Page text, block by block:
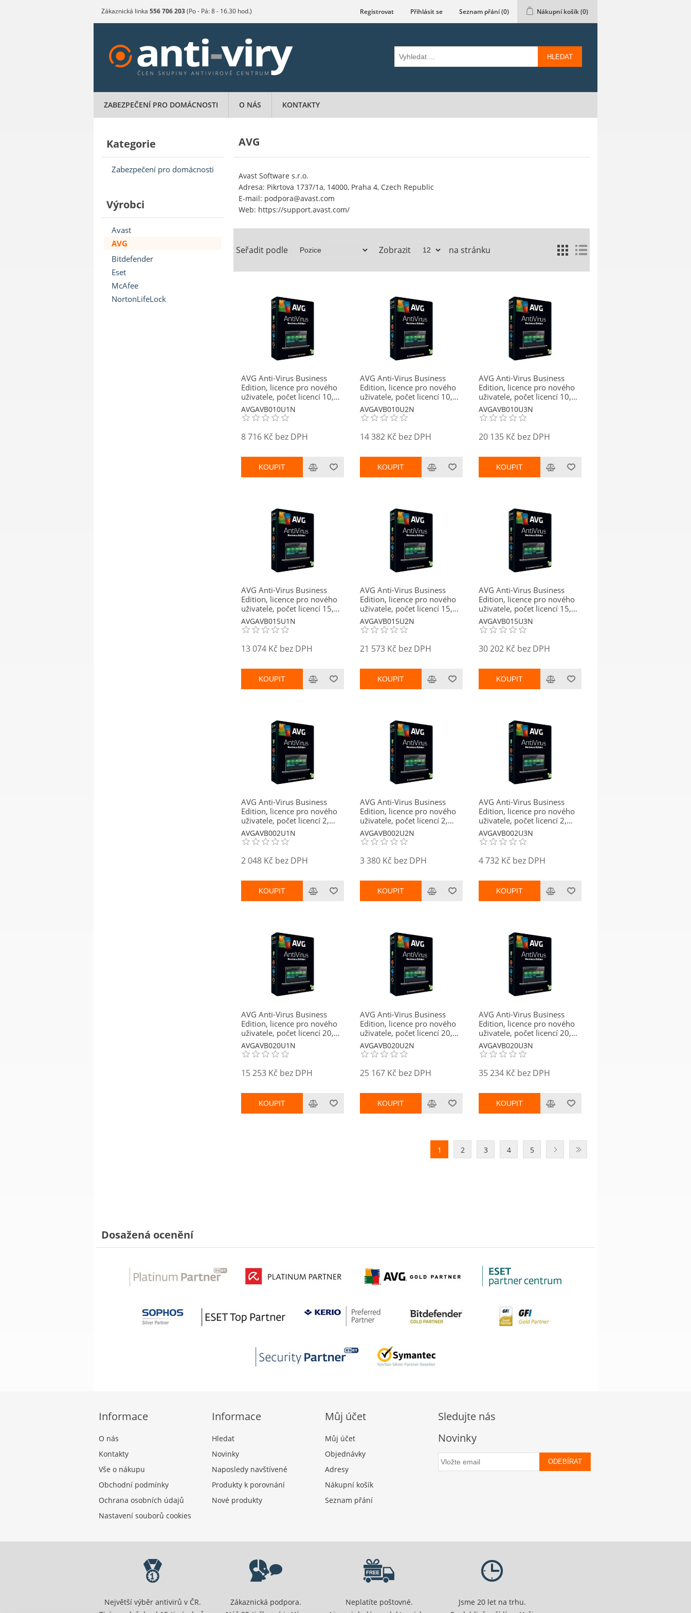
Zákaznická linka 556 706 203(Po - Pá: 8 - 16.30 hod.) Registrovat Přihlásit se Seznam přání(0) Nákupní košík(0)
HLEDAT
ZABEZPEČENÍ PRO DOMÁCNOSTI O NÁS KONTAKTY
Kategorie
Zabezpečení pro domácnosti
Výrobci
Avast
AVG
Bitdefender
Eset
McAfee
NortonLifeLock
AVG
Avast Software s.r.o.
Adresa: Pikrtova 1737/1a, 14000, Praha 4, Czech Republic
E-mail: podpora@avast.com
Web: https://support.avast.com/
Seřadit podle Zobrazit na stránku
AVG Anti-Virus Business
Edition, licence pro nového
uživatele, počet licencí 10,
platnost 1 rok
AVGAVB010U1N
8 716 Kč bez DPH
KOUPIT
AVG Anti-Virus Business
Edition, licence pro nového
uživatele, počet licencí 10,
platnost 2 roky
AVGAVB010U2N
14 382 Kč bez DPH
KOUPIT
AVG Anti-Virus Business
Edition, licence pro nového
uživatele, počet licencí 10,
platnost 3 roky
AVGAVB010U3N
20 135 Kč bez DPH
KOUPIT
AVG Anti-Virus Business
Edition, licence pro nového
uživatele, počet licencí 15,
platnost 1 rok
AVGAVB015U1N
13 074 Kč bez DPH
KOUPIT
AVG Anti-Virus Business
Edition, licence pro nového
uživatele, počet licencí 15,
platnost 2 roky
AVGAVB015U2N
21 573 Kč bez DPH
KOUPIT
AVG Anti-Virus Business
Edition, licence pro nového
uživatele, počet licencí 15,
platnost 3 roky
AVGAVB015U3N
30 202 Kč bez DPH
KOUPIT
AVG Anti-Virus Business
Edition, licence pro nového
uživatele, počet licencí 2,
platnost 1 rok
AVGAVB002U1N
2 048 Kč bez DPH
KOUPIT
AVG Anti-Virus Business
Edition, licence pro nového
uživatele, počet licencí 2,
platnost 2 roky
AVGAVB002U2N
3 380 Kč bez DPH
KOUPIT
AVG Anti-Virus Business
Edition, licence pro nového
uživatele, počet licencí 2,
platnost 3 roky
AVGAVB002U3N
4 732 Kč bez DPH
KOUPIT
AVG Anti-Virus Business
Edition, licence pro nového
uživatele, počet licencí 20,
platnost 1 rok
AVGAVB020U1N
15 253 Kč bez DPH
KOUPIT
AVG Anti-Virus Business
Edition, licence pro nového
uživatele, počet licencí 20,
platnost 2 roky
AVGAVB020U2N
25 167 Kč bez DPH
KOUPIT
AVG Anti-Virus Business
Edition, licence pro nového
uživatele, počet licencí 20,
platnost 3 roky
AVGAVB020U3N
35 234 Kč bez DPH
KOUPIT
1 2 3 4 5
Dosažená ocenění
Informace
O nás
Kontakty
Vše o nákupu
Obchodní podmínky
Ochrana osobních údajů
Nastavení souborů cookies
Informace
Hledat
Novinky
Naposledy navštívené
Produkty k porovnání
Nové produkty
Můj účet
Můj účet
Objednávky
Adresy
Nákupní košík
Seznam přání
Sledujte nás
Novinky
ODEBÍRAT
Největší výběr antivirů v ČR.
Zákaznická podpora.
Neplatíte poštovné.
Jsme 20 let na trhu.